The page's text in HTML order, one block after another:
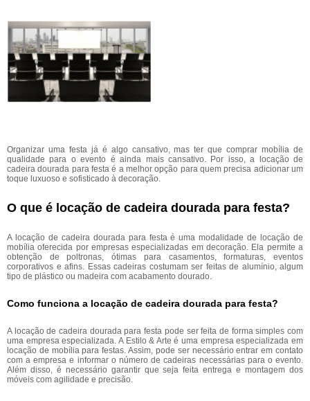
Organizar uma festa já é algo cansativo, mas ter que comprar mobília de
qualidade para o evento é ainda mais cansativo. Por isso, a locação de
cadeira dourada para festa é a melhor opção para quem precisa adicionar um
toque luxuoso e sofisticado à decoração.
O que é locação de cadeira dourada para festa?
A locação de cadeira dourada para festa é uma modalidade de locação de
mobília oferecida por empresas especializadas em decoração. Ela permite a
obtenção de poltronas, ótimas para casamentos, formaturas, eventos
corporativos e afins. Essas cadeiras costumam ser feitas de alumínio, algum
tipo de plástico ou madeira com acabamento dourado.
Como funciona a locação de cadeira dourada para festa?
A locação de cadeira dourada para festa pode ser feita de forma simples com
uma empresa especializada. A Estilo & Arte é uma empresa especializada em
locação de mobília para festas. Assim, pode ser necessário entrar em contato
com a empresa e informar o número de cadeiras necessárias para o evento.
Além disso, é necessário garantir que seja feita entrega e montagem dos
móveis com agilidade e precisão.